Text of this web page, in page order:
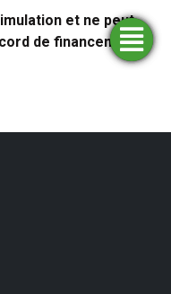
et ne peut
de financement
Trouver
une
agence
Demander
un
financement
Simulateurs
Ouvrir
un
compte